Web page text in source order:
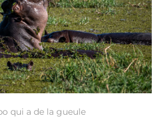
qui a de la gueule